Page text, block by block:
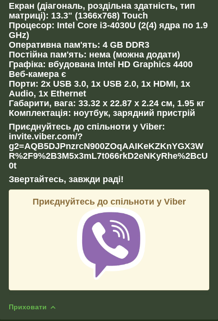
Екран (діагональ, роздільна здатність, тип
матриці): 13.3" (1366x768) Touch
Процесор: Intel Core i3-4030U (2(4) ядра по 1.9
GHz)
Оперативна пам'ять: 4 GB DDR3
Постійна пам'ять: нема (можна додати)
Графіка: вбудована Intel HD Graphics 4400
Веб-камера є
Порти: 2x USB 3.0, 1x USB 2.0, 1x HDMI, 1x
Audio, 1x Ethernet
Габарити, вага: 33.32 x 22.87 x 2.24 см, 1.95 кг
Комплектація: ноутбук, зарядний пристрій
Приєднуйтесь до спільноти у Viber:
invite.viber.com/?
g2=AQB5DJPnzrcN900ZOqAAIKeKZKnYGX3W
R%2F9%2B3M5x3mL7t066rkD2eNKyRhe%2BcU
0t
Звертайтесь, завжди раді!
Приєднуйтесь до спільноти у Viber
Приховати